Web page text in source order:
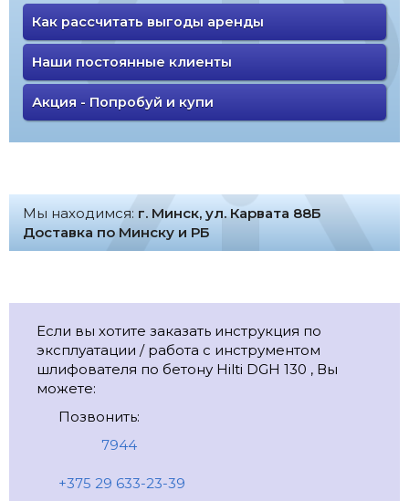
Как рассчитать выгоды аренды
Наши постоянные клиенты
Акция - Попробуй и купи
Мы находимся: г. Минск, ул. Карвата 88Б
Доставка по Минску и РБ
Если вы хотите заказать инструкция по
эксплуатации / работа с инструментом
шлифователя по бетону Hilti DGH 130 , Вы
можете:
Позвонить:
7944
+375 29 633-23-39